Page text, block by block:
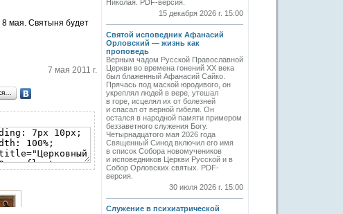
8 мая. Святыня будет
7 мая 2011 г.
Николая. PDF-версия.
15 декабря 2026 г. 15:00
Святой исповедник Афанасий
Орловский — жизнь как
проповедь
Верным чадом Русской Православной
Церкви во времена гонений XX века
был блаженный Афанасий Сайко.
Прячась под маской юродивого, он
укреплял людей в вере, утешал
в горе, исцелял их от болезней
и спасал от верной гибели. Он
остался в народной памяти примером
беззаветного служения Богу.
Четырнадцатого мая 2026 года
Священный Синод включил его имя
в список Собора новомучеников
и исповедников Церкви Русской и в
Собор Орловских святых. PDF-
версия.
30 июля 2026 г. 15:00
Служение в психиатрической